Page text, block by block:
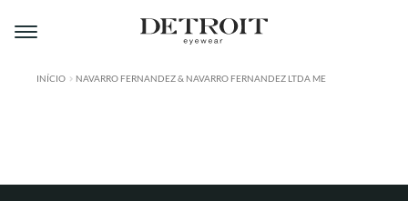
Pular
para
Pular
para
A MONTMARTRE
INÍCIO NAVARRO FERNANDEZ & NAVARRO FERNANDEZ LTDA ME